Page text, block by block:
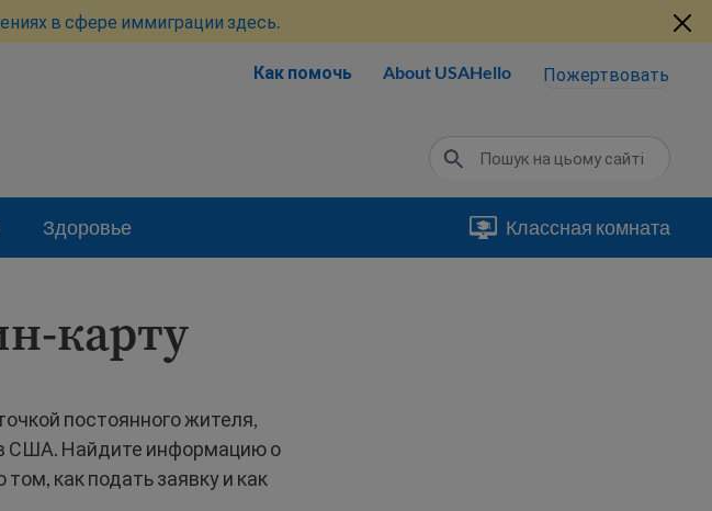
в сфере иммиграции здесь.
Как помочь About USAHello Пожертвовать
Здоровье Классная комната
карту
постоянного жителя,
США. Найдите информацию о
как подать заявку и как